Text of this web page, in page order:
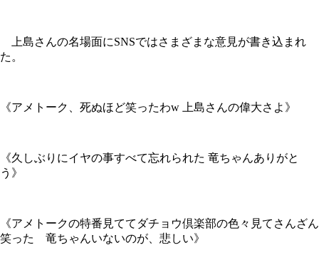
上島さんの名場面にSNSではさまざまな意見が書き込まれ
た。
《アメトーク、死ぬほど笑ったわw 上島さんの偉大さよ》
《久しぶりにイヤの事すべて忘れられた 竜ちゃんありがと
う》
《アメトークの特番見ててダチョウ倶楽部の色々見てさんざん
笑った 竜ちゃんいないのが、悲しい》